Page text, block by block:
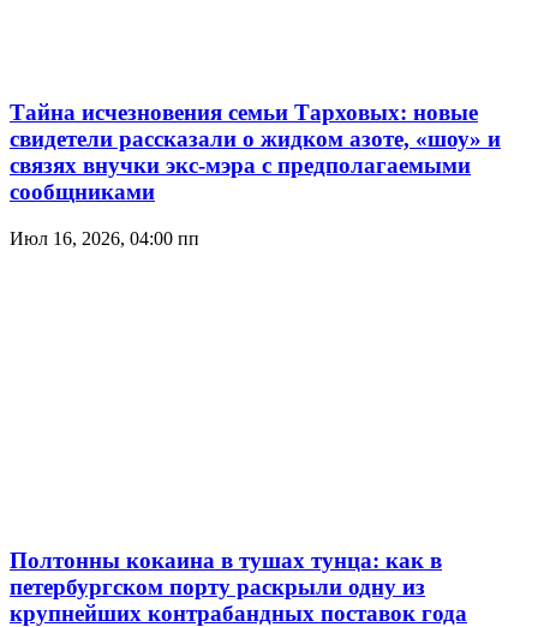
Тайна исчезновения семьи Тарховых: новые
свидетели рассказали о жидком азоте, «шоу» и
связях внучки экс-мэра с предполагаемыми
сообщниками
Июл 16, 2026, 04:00 пп
Полтонны кокаина в тушах тунца: как в
петербургском порту раскрыли одну из
крупнейших контрабандных поставок года